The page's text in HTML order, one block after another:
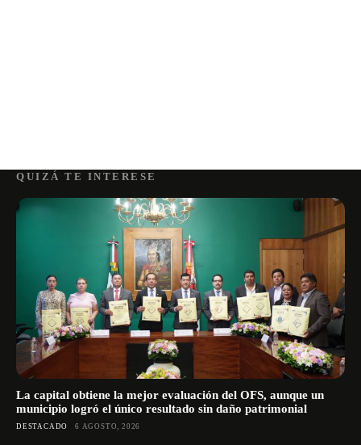
QUIZÁ TE INTERESE
La capital obtiene la mejor evaluación del OFS, aunque un
municipio logró el único resultado sin daño patrimonial
DESTACADO 6 AGOSTO, 2026